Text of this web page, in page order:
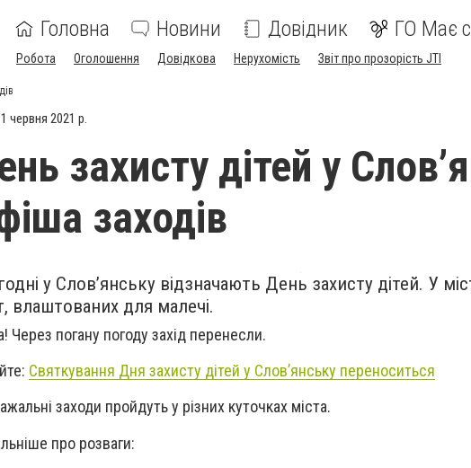
Головна Новини Довідник ГО Має
Робота Оголошення Довідкова Нерухомість Звіт про прозорість JTI
червня 2021 р.
захисту дітей у
заходів
у Слов’янську відзначають День захисту дітей. У
влаштованих для малечі.
Через погану погоду захід перенесли.
Святкування Дня захисту дітей у Слов’янську переноситься
заходи пройдуть у різних куточках міста.
про розваги: